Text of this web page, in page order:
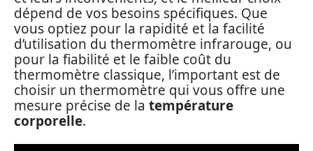
dépend de vos besoins spécifiques. Que
vous optiez pour la rapidité et la facilité
d’utilisation du thermomètre infrarouge, ou
pour la fiabilité et le faible coût du
thermomètre classique, l’important est de
choisir un thermomètre qui vous offre une
mesure précise de la température
corporelle.